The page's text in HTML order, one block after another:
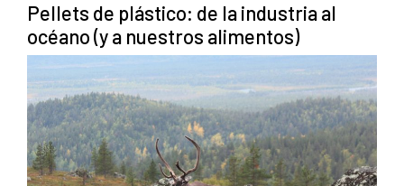
Pellets de plástico: de la industria al
océano (y a nuestros alimentos)